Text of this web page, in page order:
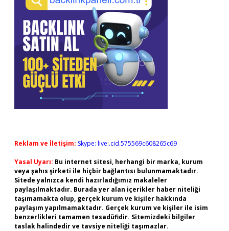
Reklam ve İletişim: Skype: live:.cid.575569c608265c69
Yasal Uyarı: Bu internet sitesi, herhangi bir marka, kurum
veya şahıs şirketi ile hiçbir bağlantısı bulunmamaktadır.
Sitede yalnızca kendi hazırladığımız makaleler
paylaşılmaktadır. Burada yer alan içerikler haber niteliği
taşımamakta olup, gerçek kurum ve kişiler hakkında
paylaşım yapılmamaktadır. Gerçek kurum ve kişiler ile isim
benzerlikleri tamamen tesadüfidir. Sitemizdeki bilgiler
taslak halindedir ve tavsiye niteliği taşımazlar.